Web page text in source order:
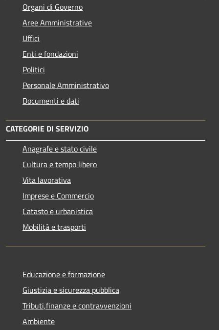
Organi di Governo
Aree Amministrative
Uffici
Enti e fondazioni
Politici
Personale Amministrativo
Documenti e dati
CATEGORIE DI SERVIZIO
Anagrafe e stato civile
Cultura e tempo libero
Vita lavorativa
Imprese e Commercio
Catasto e urbanistica
Mobilità e trasporti
Educazione e formazione
Giustizia e sicurezza pubblica
Tributi,finanze e contravvenzioni
Ambiente